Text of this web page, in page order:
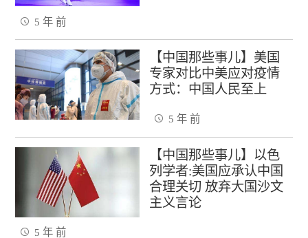
5 年 前
【中国那些事儿】美国
专家对比中美应对疫情
方式：中国人民至上
5 年 前
【中国那些事儿】以色
列学者:美国应承认中国
合理关切 放弃大国沙文
主义言论
5 年 前